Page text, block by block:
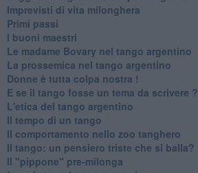
Imprevisti di vita milonghera
Primi passi
I buoni maestri
Le madame Bovary nel tango argentino
La prossemica nel tango argentino
Donne è tutta colpa nostra !
E se il tango fosse un tema da scrivere ?
L'etica del tango argentino
Il tempo di un tango
Il comportamento nello zoo tanghero
Il tango: un pensiero triste che si balla?
Il "pippone" pre-milonga